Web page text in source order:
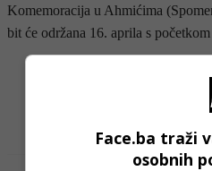
Komemoracija u Ahmićima
bit će održana 16. aprila s
Face.ba traži
osobnih